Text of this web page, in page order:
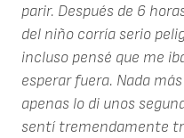
parir. Después de 6
del niño corría serio
incluso pensé que me
esperar fuera. Nada
apenas lo di unos
sentí tremendamente